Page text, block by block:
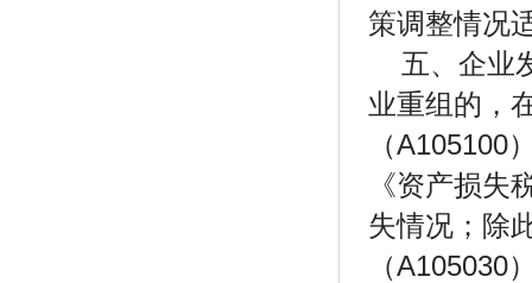
策调整情况
五、企业
业重组的，
（
《资产损失
失情况；除
（A105030